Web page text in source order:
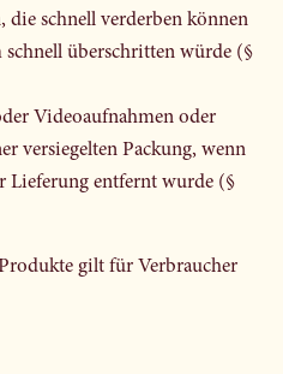
die schnell verderben können
schnell überschritten würde (§
Videoaufnahmen oder
versiegelten Packung, wenn
Lieferung entfernt wurde (§
gilt für Verbraucher